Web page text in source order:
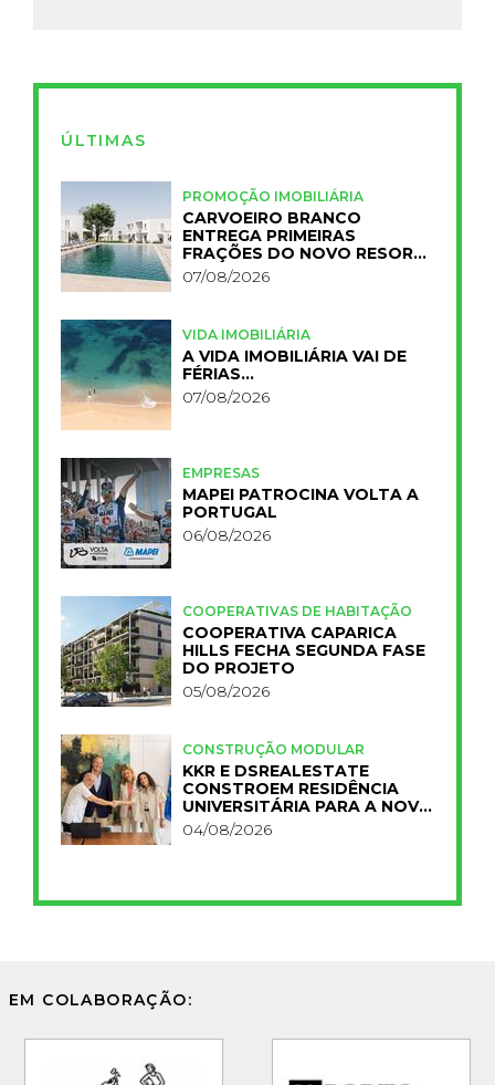
ÚLTIMAS
PROMOÇÃO IMOBILIÁRIA
CARVOEIRO BRANCO
ENTREGA PRIMEIRAS
FRAÇÕES DO NOVO RESORT
PRIMELIFE
07/08/2026
VIDA IMOBILIÁRIA
A VIDA IMOBILIÁRIA VAI DE
FÉRIAS…
07/08/2026
EMPRESAS
MAPEI PATROCINA VOLTA A
PORTUGAL
06/08/2026
COOPERATIVAS DE HABITAÇÃO
COOPERATIVA CAPARICA
HILLS FECHA SEGUNDA FASE
DO PROJETO
05/08/2026
CONSTRUÇÃO MODULAR
KKR E DSREALESTATE
CONSTROEM RESIDÊNCIA
UNIVERSITÁRIA PARA A NOVA
FCT
04/08/2026
EM COLABORAÇÃO: